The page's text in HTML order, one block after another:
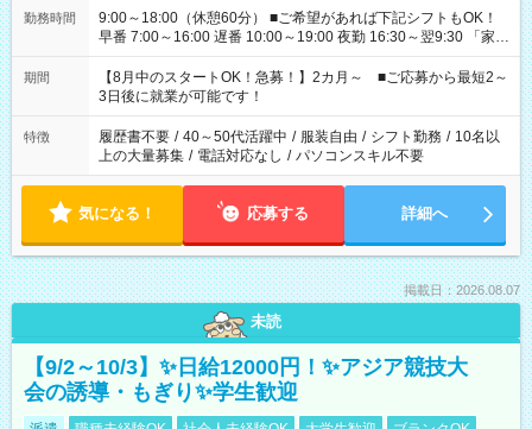
勤務時間
9:00～18:00（休憩60分） ■ご希望があれば下記シフトもOK！
早番 7:00～16:00 遅番 10:00～19:00 夜勤 16:30～翌9:30 「家族
と休みを合わせたい」 「余裕を持って夕飯の準備がしたい」
「できれば残業はしたくない」 など、ご希望を教えてください
ね。 ※Wワーク希望の方へ 今ご覧のお仕事で希望する勤務時間
と、もう1つのお仕事の勤務時間。 合計で週40時間を超える場
合は応募できません。
期間
【8月中のスタートOK！急募！】2カ月～ ■ご応募から最短2～
3日後に就業が可能です！
特徴 履歴書不要 / 40～50代活躍中 / 服装自由 / シフト勤務 / 10名以
上の大量募集 / 電話対応なし / パソコンスキル不要
気になる！ 応募する 詳細へ
掲載日：2026.08.07
未読
【9/2～10/3】✨日給12000円！✨アジア競技大
会の誘導・もぎり✨学生歓迎